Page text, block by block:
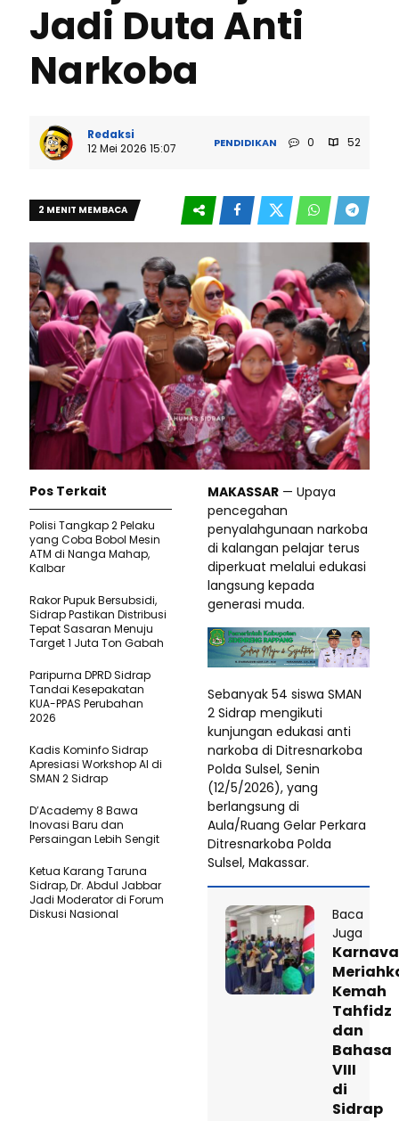
Jadi Duta Anti
Narkoba
Redaksi
12 Mei 2026 15:07
PENDIDIKAN 0 52
2 MENIT MEMBACA
MAKASSAR — Upaya
pencegahan
penyalahgunaan narkoba
di kalangan pelajar terus
diperkuat melalui edukasi
langsung kepada
generasi muda.
Sebanyak 54 siswa SMAN
2 Sidrap mengikuti
kunjungan edukasi anti
narkoba di Ditresnarkoba
Polda Sulsel, Senin
(12/5/2026), yang
berlangsung di
Aula/Ruang Gelar Perkara
Ditresnarkoba Polda
Sulsel, Makassar.
Baca
Juga
Kemah
Tahfidz
dan
Bahasa
VIII
di
Sidrap
Pos Terkait
Polisi Tangkap 2 Pelaku
yang Coba Bobol Mesin
ATM di Nanga Mahap,
Kalbar
Rakor Pupuk Bersubsidi,
Sidrap Pastikan Distribusi
Tepat Sasaran Menuju
Target 1 Juta Ton Gabah
Paripurna DPRD Sidrap
Tandai Kesepakatan
KUA-PPAS Perubahan
2026
Kadis Kominfo Sidrap
Apresiasi Workshop AI di
SMAN 2 Sidrap
D’Academy 8 Bawa
Inovasi Baru dan
Persaingan Lebih Sengit
Ketua Karang Taruna
Sidrap, Dr. Abdul Jabbar
Jadi Moderator di Forum
Diskusi Nasional